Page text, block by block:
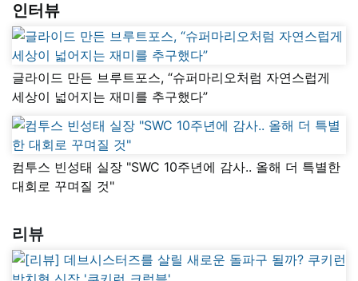
인터뷰
글라이드 만든 브루트포스, “슈퍼마리오처럼 자연스럽게
세상이 넓어지는 재미를 추구했다”
컴투스 빈성태 실장 "SWC 10주년에 감사.. 올해 더 특별한
대회로 꾸며질 것"
리뷰